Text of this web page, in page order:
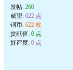
发帖: 260
威望: 622 点
铜币: 622 枚
贡献值: 0 点
好评度: 0 点